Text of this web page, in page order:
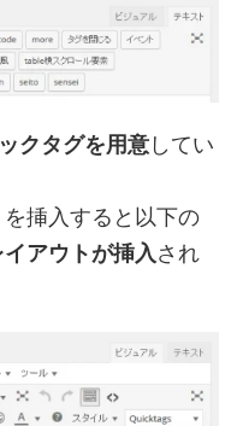
クタグを用意してい
挿入すると以下の
アウトが挿入され